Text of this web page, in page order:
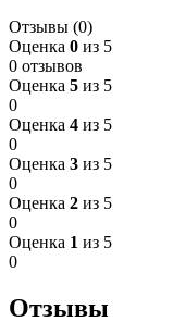
Отзывы (0)
Оценка 0 из 5
0 отзывов
Оценка 5 из 5
0
Оценка 4 из 5
0
Оценка 3 из 5
0
Оценка 2 из 5
0
Оценка 1 из 5
0
Отзывы